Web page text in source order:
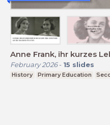
Anne Frank, ihr kurzes
February 2026- 15 slides
History Primary Education